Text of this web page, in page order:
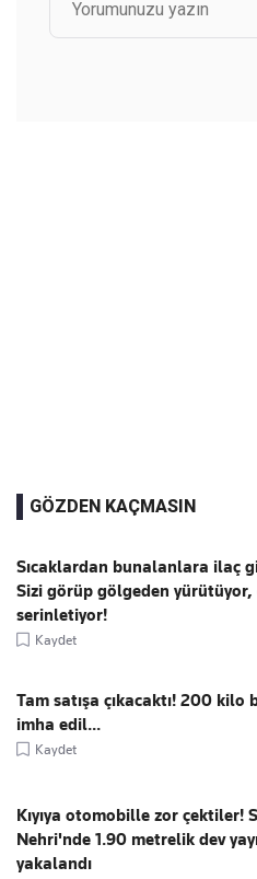
GÖZDEN KAÇMASIN
Sıcaklardan bunalanlara ilaç
Sizi görüp gölgeden
serinletiyor!
Kaydet
Tam satışa çıkacaktı! 200 kilo
imha edil...
Kaydet
Kıyıya otomobille zor çektiler!
Nehri'nde 1.90 metrelik dev
yakalandı